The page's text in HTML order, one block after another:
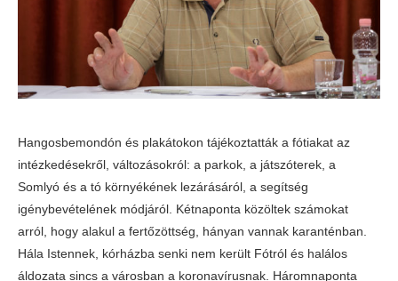
Hangosbemondón és plakátokon tájékoztatták a fótiakat az
intézkedésekről, változásokról: a parkok, a játszóterek, a
Somlyó és a tó környékének lezárásáról, a segítség
igénybevételének módjáról. Kétnaponta közöltek számokat
arról, hogy alakul a fertőzöttség, hányan vannak karanténban.
Hála Istennek, kórházba senki nem került Fótról és halálos
áldozata sincs a városban a koronavírusnak. Háromnaponta